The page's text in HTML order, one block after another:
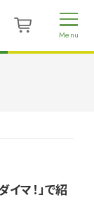
マ！」で紹